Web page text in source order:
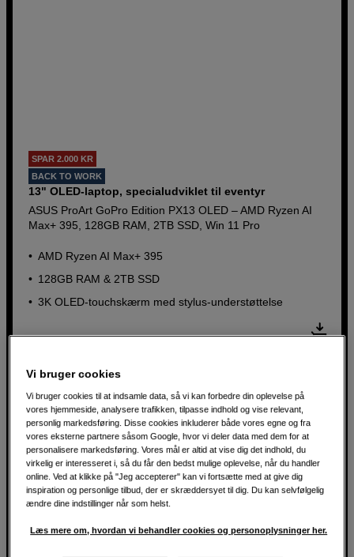
SPAR 2.000 KR
BACK TO WORK
13" OLED-laptop, specialudviklet til eventyr
ASUS ProArt GoPro Edition PX13 OLED – AMD Ryzen AI
Max+ 395, 128GB RAM, 2TB SSD, Win 11 Pro
AMD Ryzen AI Max+ 395
128GB RAM & 2TB SSD
3K OLED-touchskærm med stylus-understøttelse
24.990 DKK
Produktblad
Vi bruger cookies
Vi bruger cookies til at indsamle data, så vi kan forbedre din oplevelse på
vores hjemmeside, analysere trafikken, tilpasse indhold og vise relevant,
personlig markedsføring. Disse cookies inkluderer både vores egne og fra
vores eksterne partnere såsom Google, hvor vi deler data med dem for at
personalisere markedsføring. Vores mål er altid at vise dig det indhold, du
virkelig er interesseret i, så du får den bedst mulige oplevelse, når du handler
online. Ved at klikke på "Jeg accepterer" kan vi fortsætte med at give dig
inspiration og personlige tilbud, der er skræddersyet til dig. Du kan selvfølgelig
ændre dine indstillinger når som helst.
Læs mere om, hvordan vi behandler cookies og personoplysninger her.